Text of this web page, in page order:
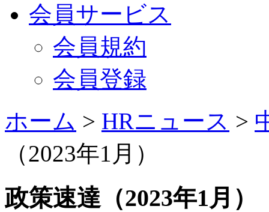
会員サービス
会員規約
会員登録
ホーム > HRニュース >
（2023年1月）
政策速達（2023年1月）